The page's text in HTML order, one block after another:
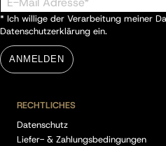
* Ich willige der Verarbeitung meiner
Datenschutzerklärung ein.
ANMELDEN
RECHTLICHES
Datenschutz
Liefer- & Zahlungsbedingungen